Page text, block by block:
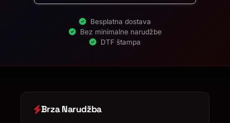
Besplatna dostava
Bez minimalne narudžbe
DTF štampa
Brza Narudžba